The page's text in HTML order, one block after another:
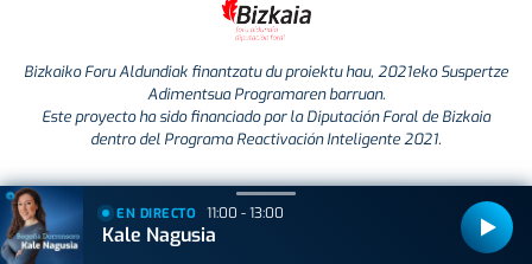
Bizkaiko Foru Aldundiak finantzatu du proiektu hau, 2021eko Suspertze
Adimentsua Programaren barruan.
Este proyecto ha sido financiado por la Diputación Foral de Bizkaia
dentro del Programa Reactivación Inteligente 2021.
EN DIRECTO 11:00 - 13:00
Kale Nagusia